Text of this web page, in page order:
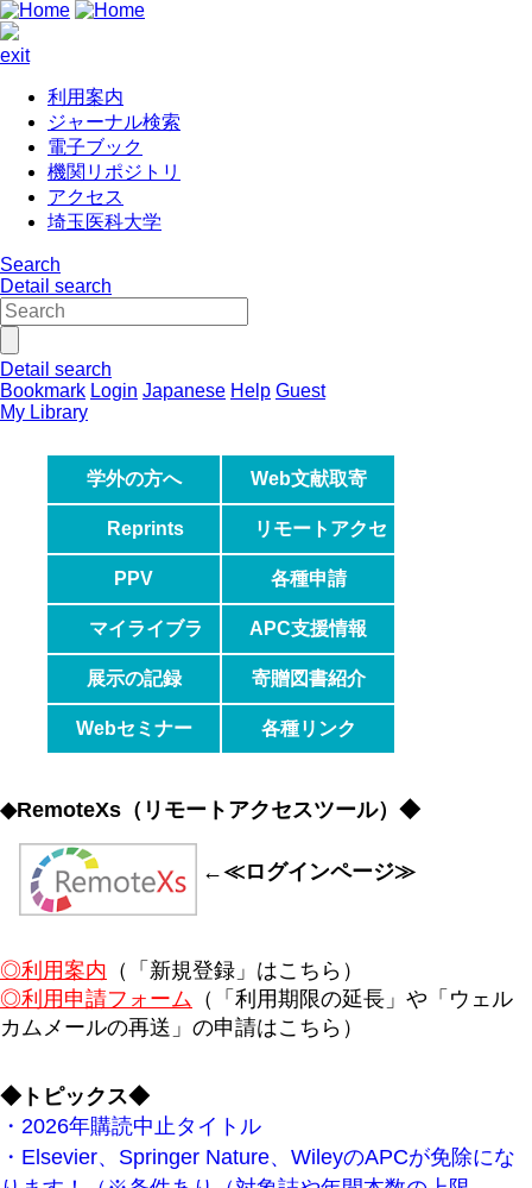
exit
利用案内
ジャーナル検索
電子ブック
機関リポジトリ
アクセス
埼玉医科大学
Search
Detail search
Detail search
Bookmark Login Japanese Help Guest
My Library
学外の方へ Web文献取寄
Reprints
Desk
リモートアクセ
ス
PPV 各種申請
マイライブラ
リ
APC支援情報
展示の記録 寄贈図書紹介
Webセミナー 各種リンク
◆RemoteXs（リモートアクセスツール）◆
←≪ログインページ≫
◎利用案内 （「新規登録」はこちら）
◎利用申請フォーム （「利用期限の延長」や「ウェル
カムメールの再送」の申請はこちら）
◆トピックス◆
・2026年購読中止タイトル
・Elsevier、Springer Nature、WileyのAPCが免除にな